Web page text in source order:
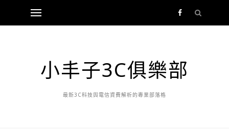
小丰子3C俱樂部
最新3C科技與電信資費解析的專業部落格